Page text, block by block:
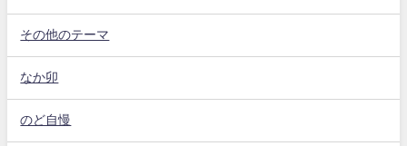
その他のテーマ
なか卯
のど自慢